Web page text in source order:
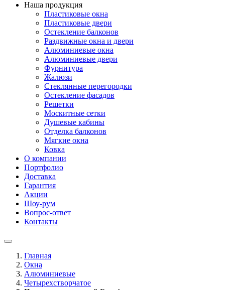
Наша продукция
Пластиковые окна
Пластиковые двери
Остекление балконов
Раздвижные окна и двери
Алюминиевые окна
Алюминиевые двери
Фурнитура
Жалюзи
Стеклянные перегородки
Остекление фасадов
Решетки
Москитные сетки
Душевые кабины
Отделка балконов
Мягкие окна
Ковка
О компании
Портфолио
Доставка
Гарантия
Акции
Шоу-рум
Вопрос-ответ
Контакты
Главная
Окна
Алюминиевые
Четырехстворчатое